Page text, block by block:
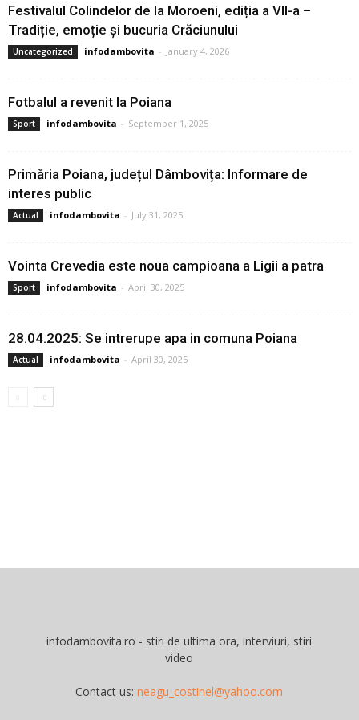
Festivalul Colindelor de la Moroeni, ediția a VII-a –
Tradiție, emoție și bucuria Crăciunului
Uncategorized infodambovita - January 4, 2026
Fotbalul a revenit la Poiana
Sport infodambovita - September 1, 2025
Primăria Poiana, județul Dâmbovița: Informare de
interes public
Actual infodambovita - July 31, 2025
Vointa Crevedia este noua campioana a Ligii a patra
Sport infodambovita - April 30, 2025
28.04.2025: Se intrerupe apa in comuna Poiana
Actual infodambovita - April 30, 2025
infodambovita.ro - stiri de ultima ora, interviuri, stiri
video
Contact us:neagu_costinel@yahoo.com